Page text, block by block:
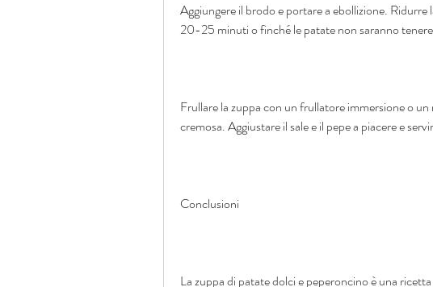
Aggiungere il brodo e portare a ebollizione.
20-25 minuti o finché le patate non saranno
Frullare la zuppa con un frullatore immersione o
cremosa. Aggiustare il sale e il pepe a piacere e
Conclusioni
La zuppa di patate dolci e peperoncino è una